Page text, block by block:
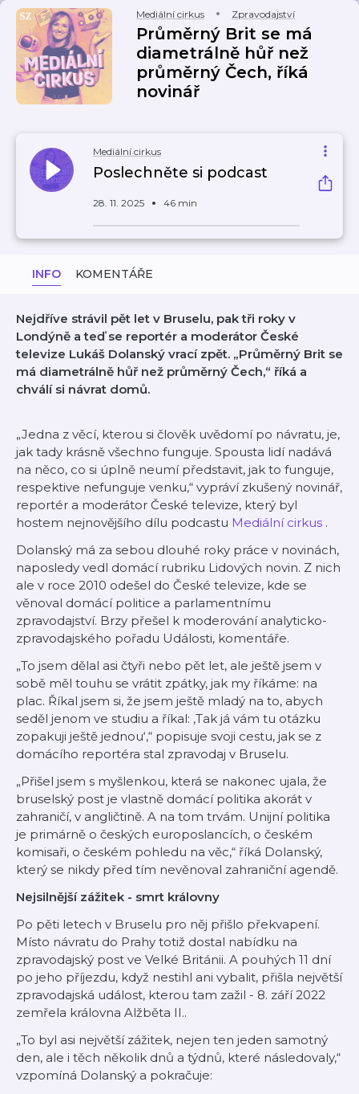
Mediální cirkus Zpravodajství
Průměrný Brit se má
diametrálně hůř než
průměrný Čech, říká
novinář
Mediální cirkus
Poslechněte si podcast
28. 11. 2025 46 min
INFO KOMENTÁŘE
Nejdříve strávil pět let v Bruselu, pak tři roky v
Londýně a teď se reportér a moderátor České
televize Lukáš Dolanský vrací zpět. „Průměrný Brit se
má diametrálně hůř než průměrný Čech,“ říká a
chválí si návrat domů.
„Jedna z věcí, kterou si člověk uvědomí po návratu, je,
jak tady krásně všechno funguje. Spousta lidí nadává
na něco, co si úplně neumí představit, jak to funguje,
respektive nefunguje venku,“ vypráví zkušený novinář,
reportér a moderátor České televize, který byl
hostem nejnovějšího dílu podcastu Mediální cirkus .
Dolanský má za sebou dlouhé roky práce v novinách,
naposledy vedl domácí rubriku Lidových novin. Z nich
ale v roce 2010 odešel do České televize, kde se
věnoval domácí politice a parlamentnímu
zpravodajství. Brzy přešel k moderování analyticko-
zpravodajského pořadu Události, komentáře.
„To jsem dělal asi čtyři nebo pět let, ale ještě jsem v
sobě měl touhu se vrátit zpátky, jak my říkáme: na
plac. Říkal jsem si, že jsem ještě mladý na to, abych
seděl jenom ve studiu a říkal: ‚Tak já vám tu otázku
zopakuji ještě jednou‘,“ popisuje svoji cestu, jak se z
domácího reportéra stal zpravodaj v Bruselu.
„Přišel jsem s myšlenkou, která se nakonec ujala, že
bruselský post je vlastně domácí politika akorát v
zahraničí, v angličtině. A na tom trvám. Unijní politika
je primárně o českých europoslancích, o českém
komisaři, o českém pohledu na věc,“ říká Dolanský,
který se nikdy před tím nevěnoval zahraniční agendě.
Nejsilnější zážitek - smrt královny
Po pěti letech v Bruselu pro něj přišlo překvapení.
Místo návratu do Prahy totiž dostal nabídku na
zpravodajský post ve Velké Británii. A pouhých 11 dní
po jeho příjezdu, když nestihl ani vybalit, přišla největší
zpravodajská událost, kterou tam zažil - 8. září 2022
zemřela královna Alžběta II..
„To byl asi největší zážitek, nejen ten jeden samotný
den, ale i těch několik dnů a týdnů, které následovaly,“
vzpomíná Dolanský a pokračuje: